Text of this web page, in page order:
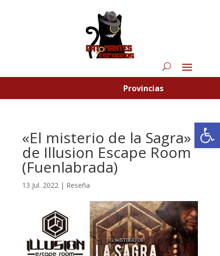
Provincias
«El misterio de la Sagra»
de Illusion Escape Room
(Fuenlabrada)
13 Jul. 2022| Reseña